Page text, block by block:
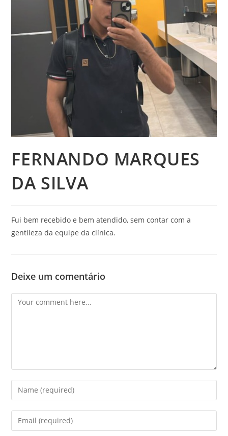
FERNANDO MARQUES
DA SILVA
Fui bem recebido e bem atendido, sem contar com a
gentileza da equipe da clínica.
Deixe um comentário
Comment
Enter
your
name
Enter
your